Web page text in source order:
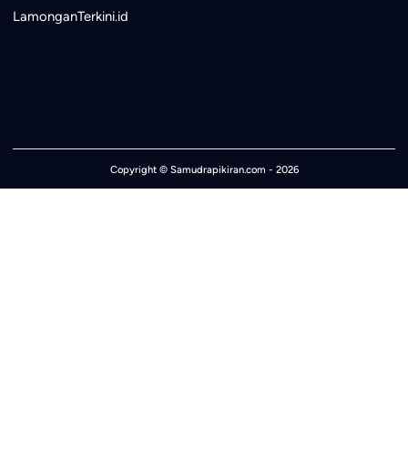
LamonganTerkini.id
Copyright © Samudrapikiran.com - 2026